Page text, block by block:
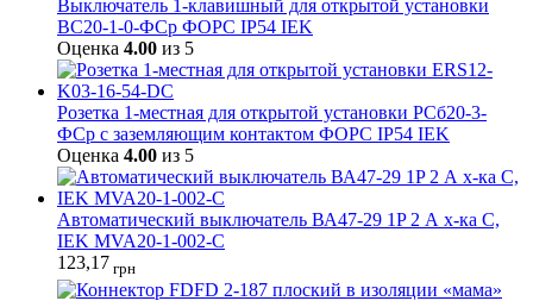
Выключатель 1-клавишный для открытой установки
ВС20-1-0-ФСр ФОРС IP54 IEK
Оценка 4.00 из 5
Розетка 1-местная для открытой установки РСб20-3-
ФСр с заземляющим контактом ФОРС IP54 IEK
Оценка 4.00 из 5
Автоматический выключатель ВА47-29 1P 2 А х-ка C,
IEK MVA20-1-002-C
123,17 грн